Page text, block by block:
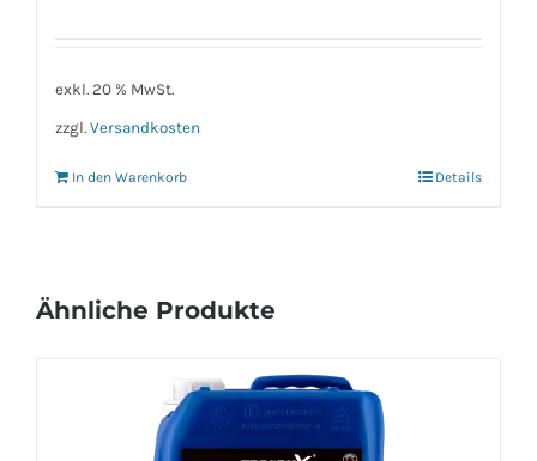
exkl. 20 % MwSt.
zzgl. Versandkosten
In den Warenkorb Details
Ähnliche Produkte